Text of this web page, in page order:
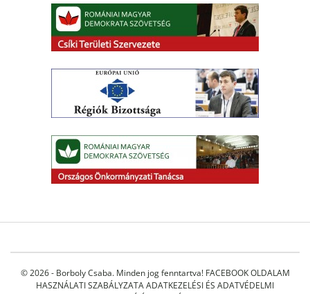
© 2026 - Borboly Csaba. Minden jog fenntartva! FACEBOOK OLDALAM
HASZNÁLATI SZABÁLYZATAADATKEZELÉSI ÉS ADATVÉDELMI